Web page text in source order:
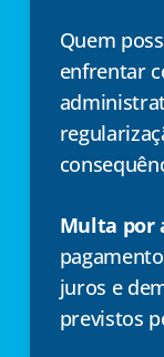
Quem
enfrentar
Multa por
juros e
previstos